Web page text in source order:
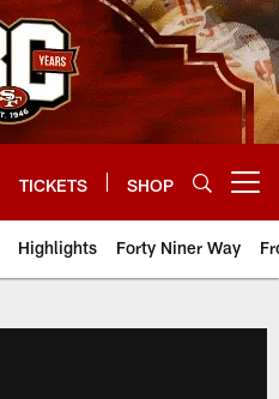
TICKETS SHOP
Highlights Forty Niner Way